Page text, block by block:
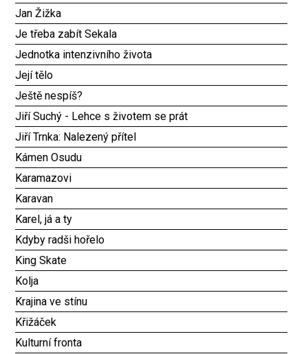
Jan Žižka
Je třeba zabít Sekala
Jednotka intenzivního života
Její tělo
Ještě nespíš?
Jiří Suchý - Lehce s životem se prát
Jiří Trnka: Nalezený přítel
Kámen Osudu
Karamazovi
Karavan
Karel, já a ty
Kdyby radši hořelo
King Skate
Kolja
Krajina ve stínu
Křižáček
Kulturní fronta